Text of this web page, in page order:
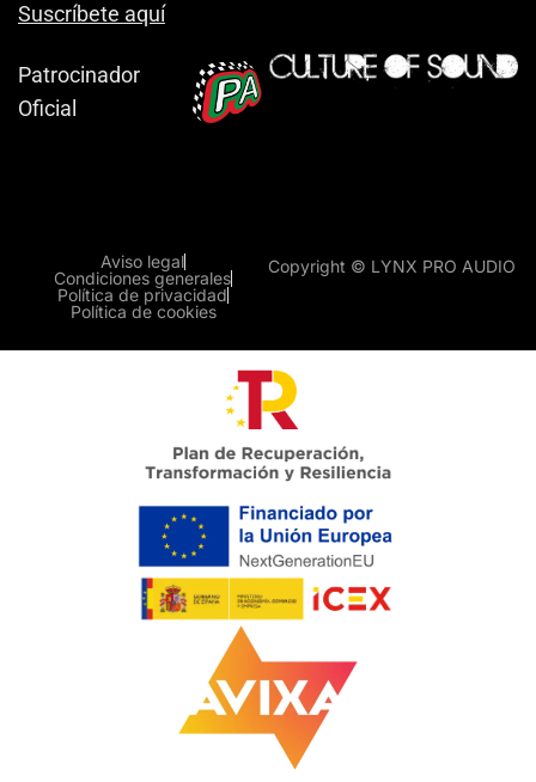
Suscríbete aquí
Patrocinador
Oficial
Copyright © LYNX PRO AUDIO
Aviso legal
Condiciones generales
Política de privacidad
Política de cookies